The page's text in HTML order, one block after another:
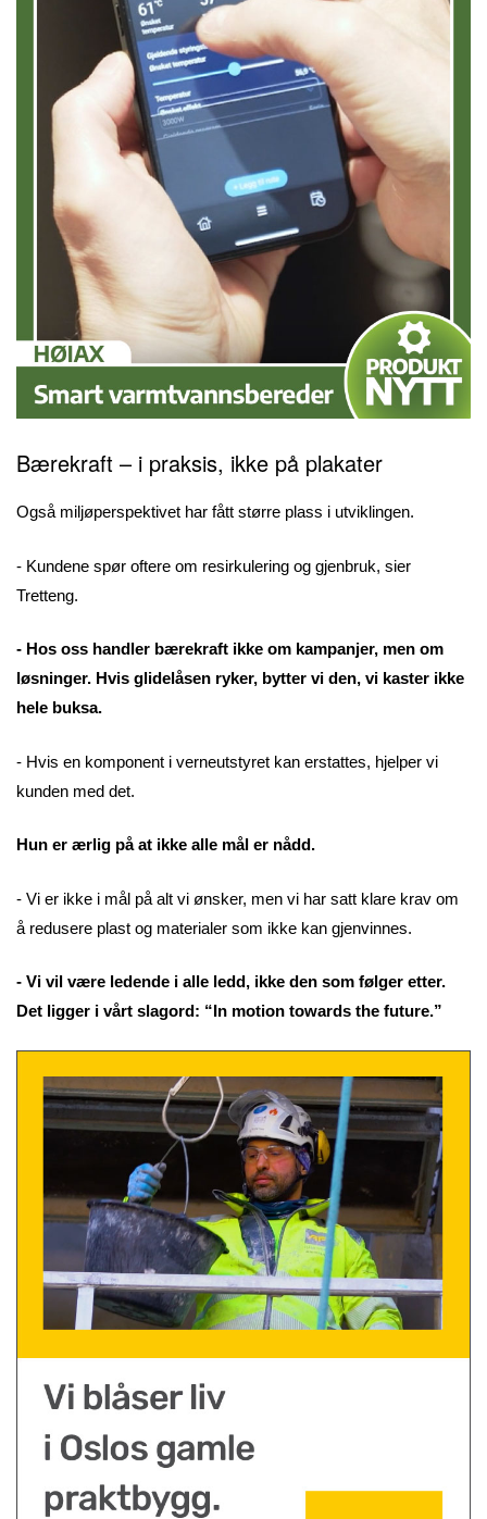
Bærekraft – i praksis, ikke på plakater
Også miljøperspektivet har fått større plass i utviklingen.
- Kundene spør oftere om resirkulering og gjenbruk, sier
Tretteng.
- Hos oss handler bærekraft ikke om kampanjer, men om
løsninger. Hvis glidelåsen ryker, bytter vi den, vi kaster ikke
hele buksa.
- Hvis en komponent i verneutstyret kan erstattes, hjelper vi
kunden med det.
Hun er ærlig på at ikke alle mål er nådd.
- Vi er ikke i mål på alt vi ønsker, men vi har satt klare krav om
å redusere plast og materialer som ikke kan gjenvinnes.
- Vi vil være ledende i alle ledd, ikke den som følger etter.
Det ligger i vårt slagord: “In motion towards the future.”